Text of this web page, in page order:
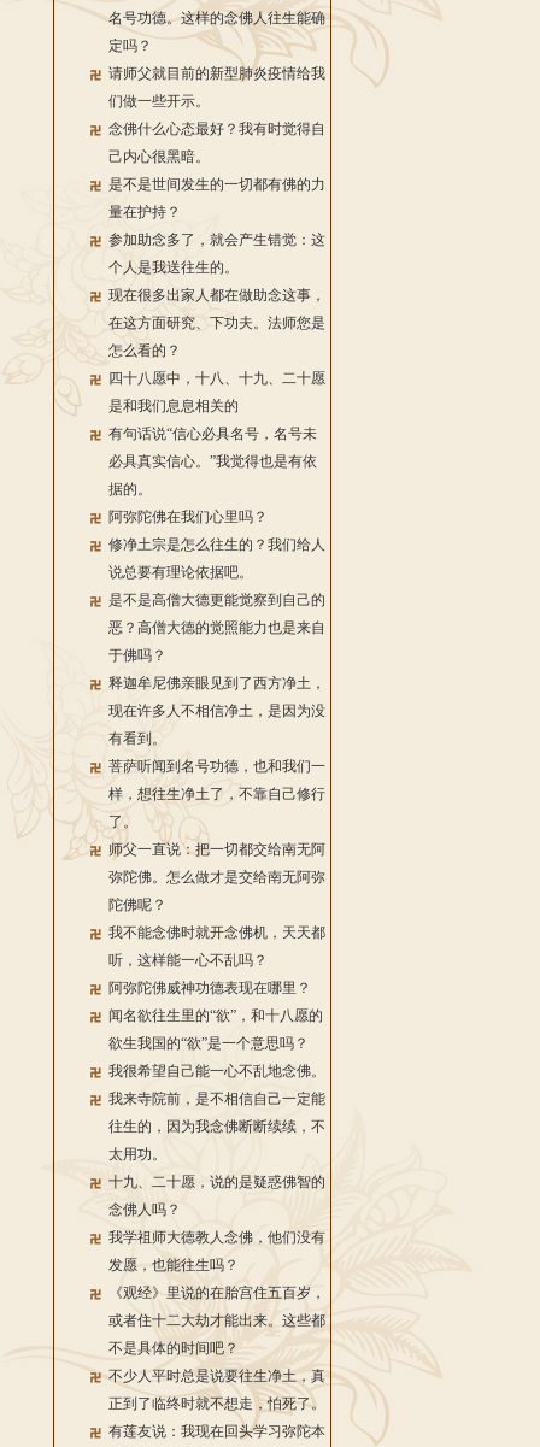
名号功德。这样的念佛人往生能确
定吗？
请师父就目前的新型肺炎疫情给我
们做一些开示。
念佛什么心态最好？我有时觉得自
己内心很黑暗。
是不是世间发生的一切都有佛的力
量在护持？
参加助念多了，就会产生错觉：这
个人是我送往生的。
现在很多出家人都在做助念这事，
在这方面研究、下功夫。法师您是
怎么看的？
四十八愿中，十八、十九、二十愿
是和我们息息相关的
有句话说“信心必具名号，名号未
必具真实信心。”我觉得也是有依
据的。
阿弥陀佛在我们心里吗？
修净土宗是怎么往生的？我们给人
说总要有理论依据吧。
是不是高僧大德更能觉察到自己的
恶？高僧大德的觉照能力也是来自
于佛吗？
释迦牟尼佛亲眼见到了西方净土，
现在许多人不相信净土，是因为没
有看到。
菩萨听闻到名号功德，也和我们一
样，想往生净土了，不靠自己修行
了。
师父一直说：把一切都交给南无阿
弥陀佛。怎么做才是交给南无阿弥
陀佛呢？
我不能念佛时就开念佛机，天天都
听，这样能一心不乱吗？
阿弥陀佛威神功德表现在哪里？
闻名欲往生里的“欲”，和十八愿的
欲生我国的“欲”是一个意思吗？
我很希望自己能一心不乱地念佛。
我来寺院前，是不相信自己一定能
往生的，因为我念佛断断续续，不
太用功。
十九、二十愿，说的是疑惑佛智的
念佛人吗？
我学祖师大德教人念佛，他们没有
发愿，也能往生吗？
《观经》里说的在胎宫住五百岁，
或者住十二大劫才能出来。这些都
不是具体的时间吧？
不少人平时总是说要往生净土，真
正到了临终时就不想走，怕死了。
有莲友说：我现在回头学习弥陀本